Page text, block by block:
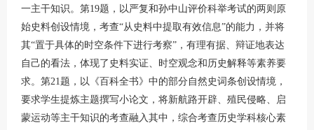
一主干知识。第19题，以严复和孙中山评价科举考试的两则原
始史料创设情境，考查“从史料中提取有效信息”的能力，并将
其“置于具体的时空条件下进行考察”，有理有据、辩证地表达
自己的看法，体现了史料实证、时空观念和历史解释等素养要
求。第21题，以《百科全书》中的部分自然史词条创设情境，
要求学生提炼主题撰写小论文，将新航路开辟、殖民侵略、启
蒙运动等主干知识的考查融入其中，综合考查历史学科核心素